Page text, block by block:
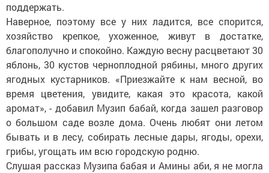
поддержать.
Наверное, поэтому все у них ладится, все спорится,
хозяйство крепкое, ухоженное, живут в достатке,
благополучно и спокойно. Каждую весну расцветают 30
яблонь, 30 кустов черноплодной рябины, много других
ягодных кустарников. «Приезжайте к нам весной, во
время цветения, увидите, какая это красота, какой
аромат», - добавил Музип бабай, когда зашел разговор
о большом саде возле дома. Очень любят они летом
бывать и в лесу, собирать лесные дары, ягоды, орехи,
грибы, угощать им всю городскую родню.
Слушая рассказ Музипа бабая и Амины аби, я не могла